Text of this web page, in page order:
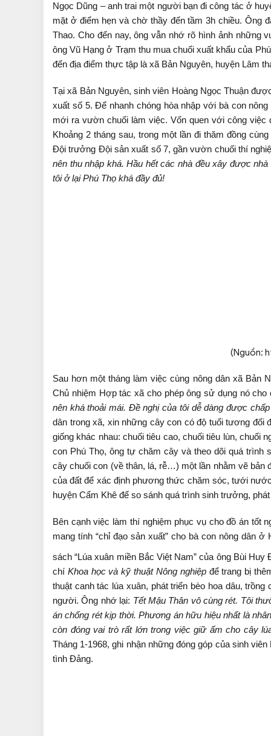
Ngọc Dũng – anh trai một người bạn đi công tác ở
mặt ở điểm hẹn và chờ thầy đến tầm 3h chiều. Ông
Thao. Cho đến nay, ông vẫn nhớ rõ hình ảnh những
ông Vũ Hạng ở Trạm thu mua chuối xuất khẩu của
đến địa điểm thực tập là xã Bản Nguyên, huyện Lâm
Tại xã Bản Nguyên, sinh viên Hoàng Ngọc Thuận
xuất số 5. Để nhanh chóng hòa nhập với bà con
mới ra vườn chuối làm việc. Vốn quen với công việc
Khoảng 2 tháng sau, trong một lần đi thăm đồng
Đội trưởng Đội sản xuất số 7, gần vườn chuối thí
nên thu nhập khá. Hầu hết các nhà đều xây được
tôi ở lại Phú Thọ khá đầy đủ!
(Nguồn:
Sau hơn một tháng làm việc cùng nông dân xã Bản
Chủ nhiệm Hợp tác xã cho phép ông sử dụng nó
nên khá thoải mái. Đề nghị của tôi dễ dàng được chấp
dân trong xã, xin những cây con có độ tuổi tương đối
giống khác nhau: chuối tiêu cao, chuối tiêu lùn,
con Phú Thọ, ông tự chăm cây và theo dõi quá
cây chuối con (về thân, lá, rễ…) một lần nhằm vẽ bản
của đất để xác định phương thức chăm sóc, tưới
huyện Cẩm Khê để so sánh quá trình sinh trưởng,
Bên cạnh việc làm thí nghiệm phục vụ cho đồ án tốt
mang tính “chỉ đạo sản xuất” cho bà con nông dân
sách “Lúa xuân miền Bắc Việt Nam” của ông Bùi Huy
chí Khoa học và kỹ thuật Nông nghiệp để trang bị
thuật canh tác lúa xuân, phát triển bèo hoa dâu,
người. Ông nhớ lại: Tết Mậu Thân vô cùng rét. Tôi
án chống rét kịp thời. Phương án hữu hiệu nhất là
còn đóng vai trò rất lớn trong việc giữ ấm cho cây
Tháng 1-1968, ghi nhận những đóng góp của sinh
tình Đảng.